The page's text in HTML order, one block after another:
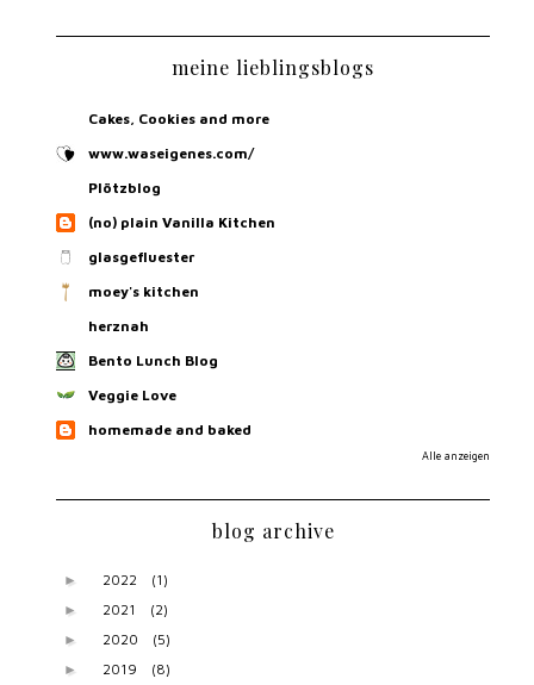
meine lieblingsblogs
Cakes, Cookies and more
www.waseigenes.com/
Plötzblog
(no) plain Vanilla Kitchen
glasgefluester
moey's kitchen
herznah
Bento Lunch Blog
Veggie Love
homemade and baked
Alle anzeigen
blog archive
► 2022 (1)
► 2021 (2)
► 2020 (5)
► 2019 (8)